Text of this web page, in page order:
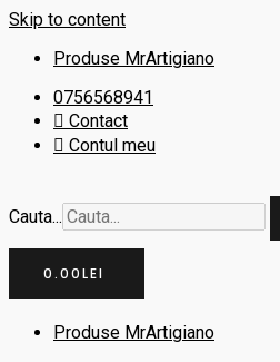
Skip to content
Produse MrArtigiano
0756568941
Contact
Contul meu
Cauta...
0.00LEI
Produse MrArtigiano